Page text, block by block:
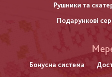
Рушники та
Подарункові
нижнього
Бонусна система